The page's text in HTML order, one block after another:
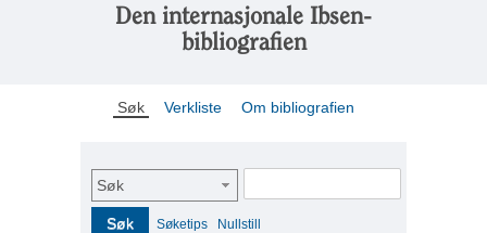
Den internasjonale Ibsen-
bibliografien
Søk Verkliste Om bibliografien
Søk
Søk Søketips Nullstill